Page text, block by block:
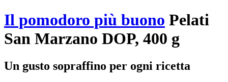
Il pomodoro più buono Pelati
San Marzano DOP, 400 g
Un gusto sopraffino per ogni ricetta